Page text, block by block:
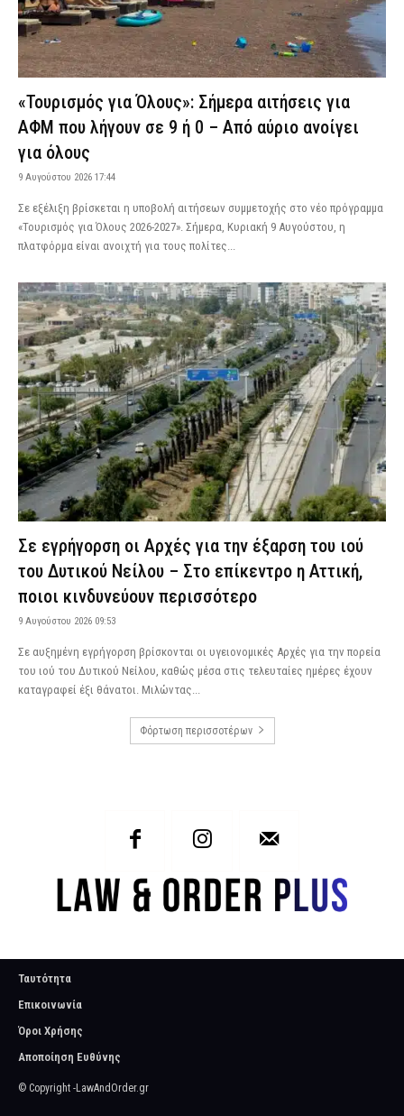
«Τουρισμός για Όλους»: Σήμερα αιτήσεις για
ΑΦΜ που λήγουν σε 9 ή 0 – Από αύριο ανοίγει
για όλους
9 Αυγούστου 2026 17:44
Σε εξέλιξη βρίσκεται η υποβολή αιτήσεων συμμετοχής στο νέο πρόγραμμα
«Τουρισμός για Όλους 2026-2027». Σήμερα, Κυριακή 9 Αυγούστου, η
πλατφόρμα είναι ανοιχτή για τους πολίτες...
Σε εγρήγορση οι Αρχές για την έξαρση του ιού
του Δυτικού Νείλου – Στο επίκεντρο η Αττική,
ποιοι κινδυνεύουν περισσότερο
9 Αυγούστου 2026 09:53
Σε αυξημένη εγρήγορση βρίσκονται οι υγειονομικές Αρχές για την πορεία
του ιού του Δυτικού Νείλου, καθώς μέσα στις τελευταίες ημέρες έχουν
καταγραφεί έξι θάνατοι. Μιλώντας...
Φόρτωση περισσοτέρων
Ταυτότητα
Επικοινωνία
Όροι Χρήσης
Αποποίηση Ευθύνης
© Copyright -LawAndOrder.gr